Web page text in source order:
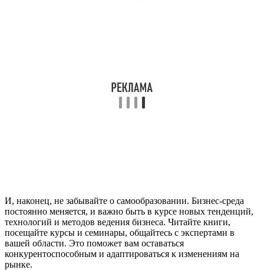
И, наконец, не забывайте о самообразовании. Бизнес-среда
постоянно меняется, и важно быть в курсе новых тенденций,
технологий и методов ведения бизнеса. Читайте книги,
посещайте курсы и семинары, общайтесь с экспертами в
вашей области. Это поможет вам оставаться
конкурентоспособным и адаптироваться к изменениям на
рынке.